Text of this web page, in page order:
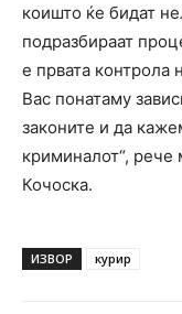
коишто ќе бидат
подразбираат
е првата контрола
Вас понатаму
законите и да
криминалот“,
Кочоска.
ИЗВОР курир